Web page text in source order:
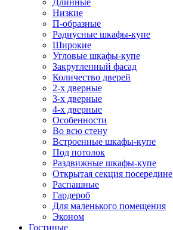
Длинные
Низкие
П-образные
Радиусные шкафы-купе
Широкие
Угловые шкафы-купе
Закругленный фасад
Количество дверей
2-х дверные
3-х дверные
4-х дверные
Особенности
Во всю стену
Встроенные шкафы-купе
Под потолок
Раздвижные шкафы-купе
Открытая секция посередине
Распашные
Гардероб
Для маленького помещения
Эконом
Гостиные